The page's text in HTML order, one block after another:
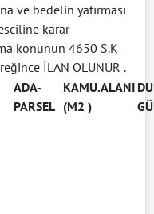
ve bedelin yatırması
karar
konunun 4650 S.K
İLAN OLUNUR .
ADA-
PARSEL
KAMU.ALANI
(M2 )